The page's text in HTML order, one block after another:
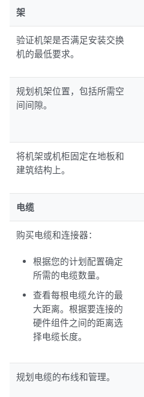
架
验证机架是否满足安装交换
机的最低要求。
规划机架位置，包括所需空
间间隙。
将机架或机柜固定在地板和
建筑结构上。
电缆
购买电缆和连接器：
根据您的计划配置确定
所需的电缆数量。
查看每根电缆允许的最
大距离。根据要连接的
硬件组件之间的距离选
择电缆长度。
规划电缆的布线和管理。